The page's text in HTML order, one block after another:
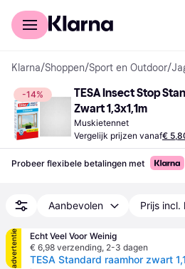
Voor shoppers
Klarna/Shoppen/Sport en Outdoor/
-14%
TESA Insect Stop
Zwart 1,3x1,1m
Muskietennet
Vergelijk prijzen vanaf€
Probeer flexibele betalingen met
Aanbevolen Prijs incl.
advertentie
Echt Veel Voor Weinig
€ 6,98 verzending, 2-3 dagen